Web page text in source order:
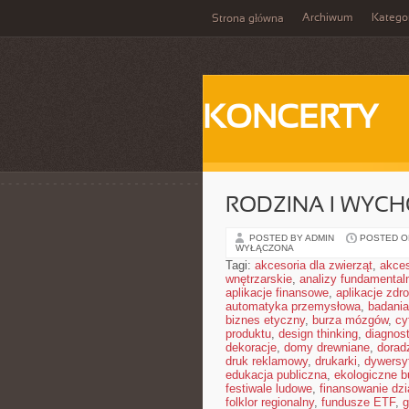
Strona główna Archiwum
KONCERTY
RODZINA I
POSTED BY ADMIN POSTED
WYŁĄCZONA
Tagi: akcesoria dla zwierząt,
wnętrzarskie, analizy
aplikacje finansowe, aplikacje
automatyka przemysłowa,
biznes etyczny, burza mózgów,
produktu, design thinking,
dekoracje, domy drewniane,
druk reklamowy, drukarki,
edukacja publiczna, ekologiczne
festiwale ludowe, finansowanie
folklor regionalny, fundusze ETF,